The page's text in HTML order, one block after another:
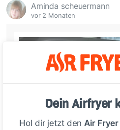
Dein Airfryer
Hol dir jetzt denAir
Aminda scheuermann
vor 2 Monaten